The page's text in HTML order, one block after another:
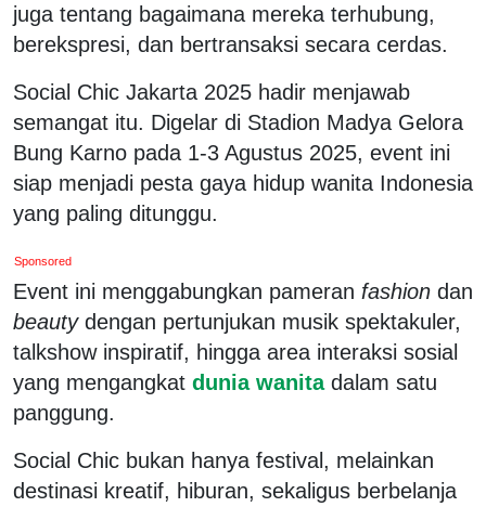
juga tentang bagaimana mereka terhubung,
berekspresi, dan bertransaksi secara cerdas.
Social Chic Jakarta 2025 hadir menjawab
semangat itu. Digelar di Stadion Madya Gelora
Bung Karno pada 1-3 Agustus 2025, event ini
siap menjadi pesta gaya hidup wanita Indonesia
yang paling ditunggu.
Sponsored
Event ini menggabungkan pameran fashion dan
beautydengan pertunjukan musik spektakuler,
talkshow inspiratif, hingga area interaksi sosial
yang mengangkat dunia wanita dalam satu
panggung.
Social Chic bukan hanya festival, melainkan
destinasi kreatif, hiburan, sekaligus berbelanja